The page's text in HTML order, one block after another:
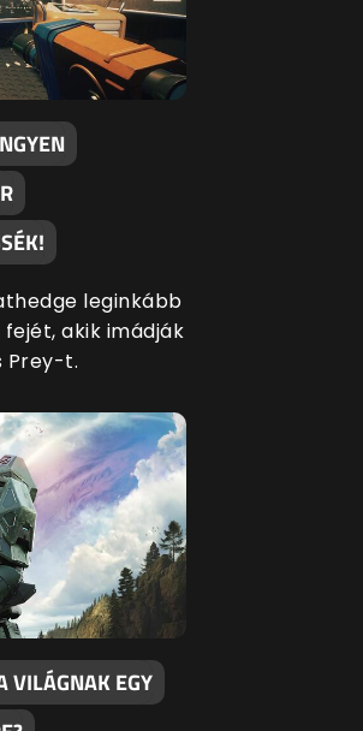
leginkább
akik imádják
Prey-t.
VILÁGNAK EGY